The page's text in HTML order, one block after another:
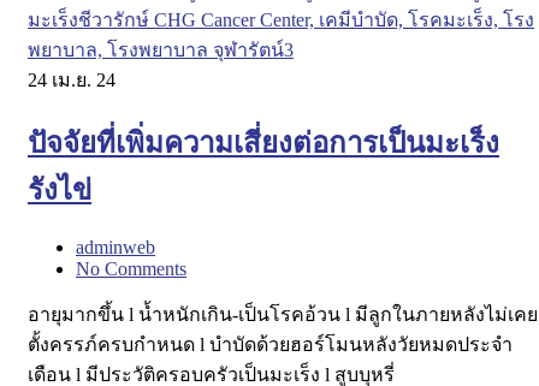
24 เม.ย. 24
ปัจจัยที่เพิ่มความเสี่ยงต่อการเป็นมะเร็ง
รังไข่
adminweb
No Comments
อายุมากขึ้น l น้ำหนักเกิน-เป็นโรคอ้วน l มีลูกในภายหลังไม่เคย
ตั้งครรภ์ครบกำหนด l บำบัดด้วยฮอร์โมนหลังวัยหมดประจำ
เดือน l มีประวัติครอบครัวเป็นมะเร็ง l สูบบุหรี่